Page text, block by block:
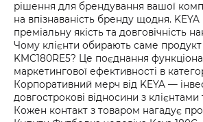
рішення для брендування вашої
на впізнаваність бренду щодня. KEYA
преміальну якість та довговічність
Чому клієнти обирають саме продукт
KMC180RE5? Це поєднання
маркетингової ефективності в
Корпоративний мерч від KEYA —
довгострокові відносини з
Кожен контакт з товаром нагадує